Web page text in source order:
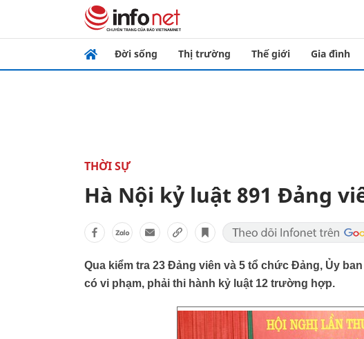
Đời sống Thị trường Thế giới Gia đình
THỜI SỰ
Hà Nội kỷ luật 891 Đảng
Qua kiểm tra 23 Đảng viên và 5 tổ chức Đảng, Ủy
có vi phạm, phải thi hành kỷ luật 12 trường hợp.